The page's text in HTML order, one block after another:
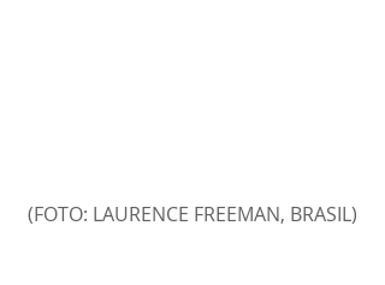
(FOTO: LAURENCE FREEMAN, BRASIL)